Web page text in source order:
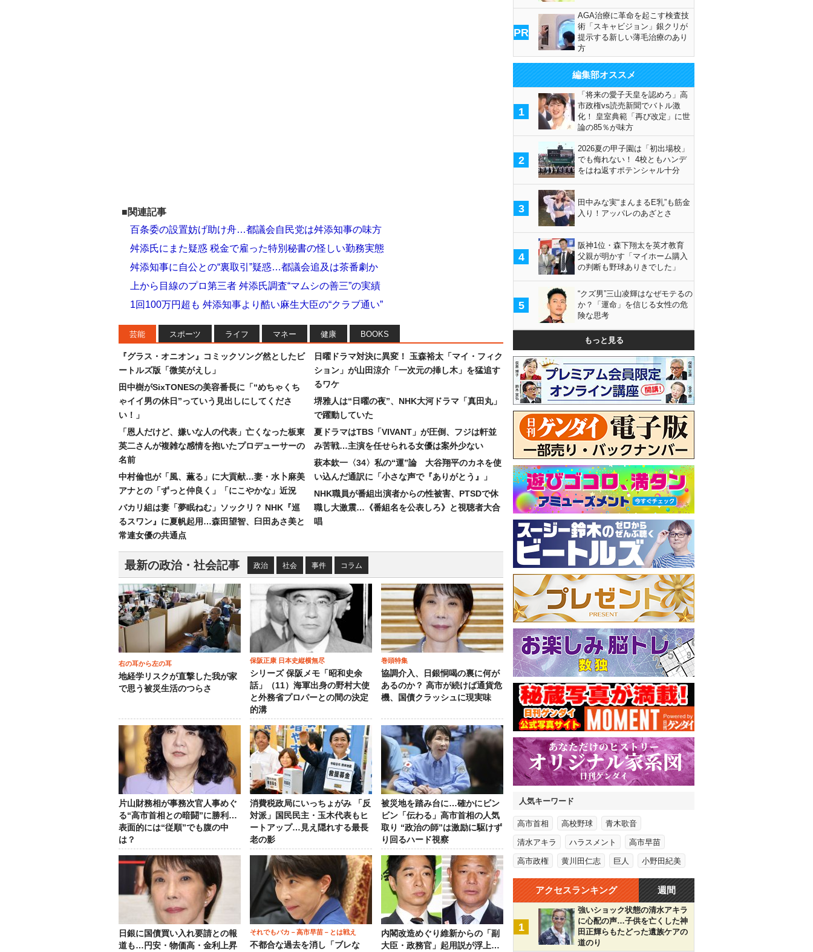
■関連記事
百条委の設置妨げ助け舟…都議会自民党は舛添知事の味方
舛添氏にまた疑惑 税金で雇った特別秘書の怪しい勤務実態
舛添知事に自公との“裏取引”疑惑…都議会追及は茶番劇か
上から目線のプロ第三者 舛添氏調査“マムシの善三”の実績
1回100万円超も 舛添知事より酷い麻生大臣の“クラブ通い”
芸能 スポーツ ライフ マネー 健康 BOOKS
『グラス・オニオン』コミックソング然としたビ
ートルズ版「微笑がえし」
田中樹がSixTONESの美容番長に「“めちゃくち
ゃイイ男の休日”っていう見出しにしてくださ
い！」
「恩人だけど、嫌いな人の代表」亡くなった板東
英二さんが複雑な感情を抱いたプロデューサーの
名前
中村倫也が「風、薫る」に大貢献…妻・水卜麻美
アナとの「ずっと仲良く」「にこやかな」近況
バカリ組は妻「夢眠ねむ」ソックリ？ NHK『巡
るスワン』に夏帆起用…森田望智、臼田あさ美と
常連女優の共通点
日曜ドラマ対決に異変！ 玉森裕太「マイ・フィク
ション」が山田涼介「一次元の挿し木」を猛追す
るワケ
堺雅人は“日曜の夜”、NHK大河ドラマ「真田丸」
で躍動していた
夏ドラマはTBS「VIVANT」が圧倒、フジは軒並
み苦戦…主演を任せられる女優は案外少ない
萩本欽一〈34〉私の“運”論 大谷翔平のカネを使
い込んだ通訳に「小さな声で『ありがとう』」
NHK職員が番組出演者からの性被害、PTSDで休
職し大激震…《番組名を公表しろ》と視聴者大合
唱
最新の政治・社会記事 政治 社会 事件 コラム
右の耳から左の耳
地経学リスクが直撃した我が家
で思う被災生活のつらさ
保阪正康 日本史縦横無尽
シリーズ 保阪メモ「昭和史余
話」（11）海軍出身の野村大使
と外務省プロパーとの間の決定
的溝
巻頭特集
協調介入、日銀恫喝の裏に何が
あるのか？ 高市が続けば通貨危
機、国債クラッシュに現実味
片山財務相が事務次官人事めぐ
る“高市首相との暗闘”に勝利…
表面的には“従順”でも腹の中
は？
消費税政局にいっちょがみ 「反
対派」国民民主・玉木代表もヒ
ートアップ…見え隠れする最長
老の影
被災地を踏み台に…確かにビン
ビン「伝わる」高市首相の人気
取り “政治の師”は激励に駆けず
り回るハード視察
日銀に国債買い入れ要請との報
道も…円安・物価高・金利上昇
それでもバカ－高市早苗－とは戦え
不都合な過去を消し「ブレな
内閣改造めぐり維新からの「副
大臣・政務官」起用説が浮上…
PR
AGA治療に革命を起こす検査技
術「スキャビジョン」銀クリが
提示する新しい薄毛治療のあり
方
編集部オススメ
1
「将来の愛子天皇を認めろ」高
市政権vs読売新聞でバトル激
化！ 皇室典範「再び改定」に世
論の85％が味方
2
2026夏の甲子園は「初出場校」
でも侮れない！ 4校ともハンデ
をはね返すポテンシャル十分
3
田中みな実“まんまるE乳”も筋金
入り！アッパレのあざとさ
4
阪神1位・森下翔太を英才教育
父親が明かす「マイホーム購入
の判断も野球ありきでした」
5
“クズ男”三山凌輝はなぜモテるの
か？「運命」を信じる女性の危
険な思考
もっと見る
人気キーワード
高市首相 高校野球 青木歌音
清水アキラ ハラスメント 高市早苗
高市政権 黄川田仁志 巨人 小野田紀美
アクセスランキング 週間
1
強いショック状態の清水アキラ
に心配の声…子供を亡くした神
田正輝らもたどった遺族ケアの
道のり